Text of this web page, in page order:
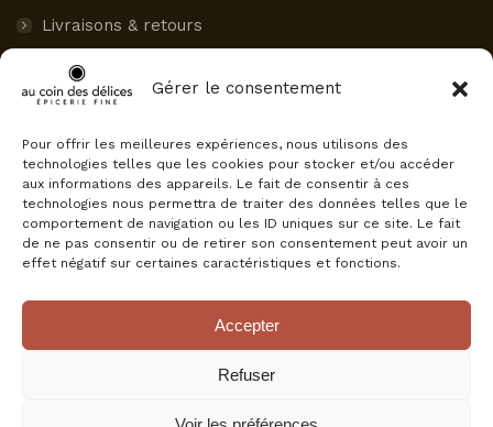
Gérer le consentement
Pour offrir les meilleures expériences, nous utilisons des
technologies telles que les cookies pour stocker et/ou accéder
aux informations des appareils. Le fait de consentir à ces
technologies nous permettra de traiter des données telles que le
comportement de navigation ou les ID uniques sur ce site. Le fait
de ne pas consentir ou de retirer son consentement peut avoir un
effet négatif sur certaines caractéristiques et fonctions.
Accepter
Refuser
Livraisons & retours
Paiement sécurisé
Mon compte
AVIS CLIENTS
Au Coin des Délices
4.5
Basé sur 75 avis
powered byGoogle